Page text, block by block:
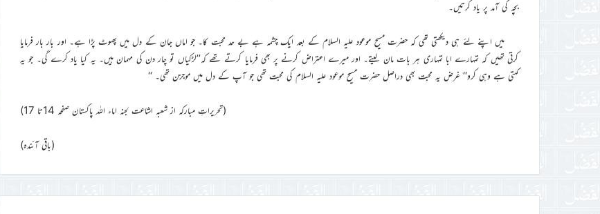
بچہ کی آمد پر یاد کرتیں۔
میں اپنے لئے ہی دیکھتی تھی کہ حضرت مسیح موعود علیہ السلام کے بعد ایک چشمہ ہے بے حد محبت کا۔ جو اماں جان کے دل میں پھوٹ پڑا ہے۔ اور بار بار فرمایا
کرتی تھیں کہ تمہارے ابا تمہاری ہر بات مان لیتے۔ اور میرے اعتراض کرنے پر بھی فرمایا کرتے تھے کہ’’لڑکیاں تو چار دن کی مہمان ہیں۔ یہ کیا یاد کرے گی۔ جو یہ
کہتی ہے وہی کرو‘‘ غرض یہ محبت بھی دراصل حضرت مسیح موعود علیہ السلام کی محبت تھی جو آپ کے دل میں موجزن تھی۔ ‘‘
(تحریراتِ مبارکہ از شعبہ اشاعت لجنہ اماء اللہ پاکستان صفحہ 14تا 17)
(باقی آئندہ)